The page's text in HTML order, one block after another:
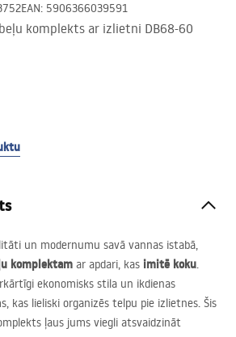
EAN: 5906366039591
komplekts ar izlietni DB68-60
un modernumu savā vannas istabā,
komplektam ar apdari, kas imitē koku.
ekonomisks stila un ikdienas
kas lieliski organizēs telpu pie izlietnes. Šis
ļaus jums viegli atsvaidzināt